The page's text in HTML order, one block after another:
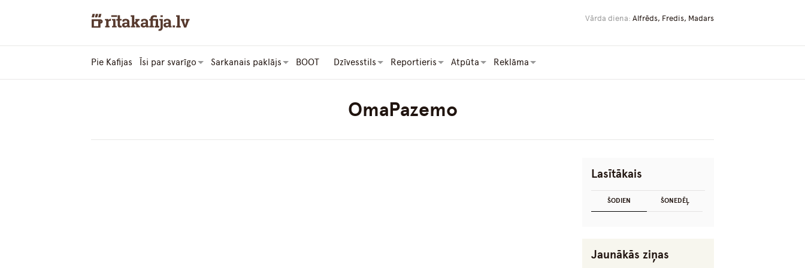
Vārda diena: Alfrēds, Fredis, Madars
Pie Kafijas Īsi par svarīgo Sarkanais paklājs BOOT Dzīvesstils Reportieris Atpūta Reklāma
OmaPazemo
Lasītākais
ŠODIEN ŠONEDĒĻ
Jaunākās ziņas